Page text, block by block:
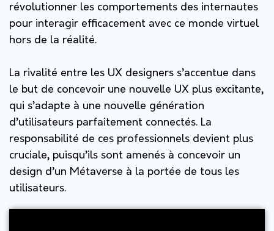
révolutionner les comportements des internautes
pour interagir efficacement avec ce monde virtuel
hors de la réalité.
La rivalité entre les UX designers s’accentue dans
le but de concevoir une nouvelle UX plus excitante,
qui s’adapte à une nouvelle génération
d’utilisateurs parfaitement connectés. La
responsabilité de ces professionnels devient plus
cruciale, puisqu’ils sont amenés à concevoir un
design d’un Métaverse à la portée de tous les
utilisateurs.